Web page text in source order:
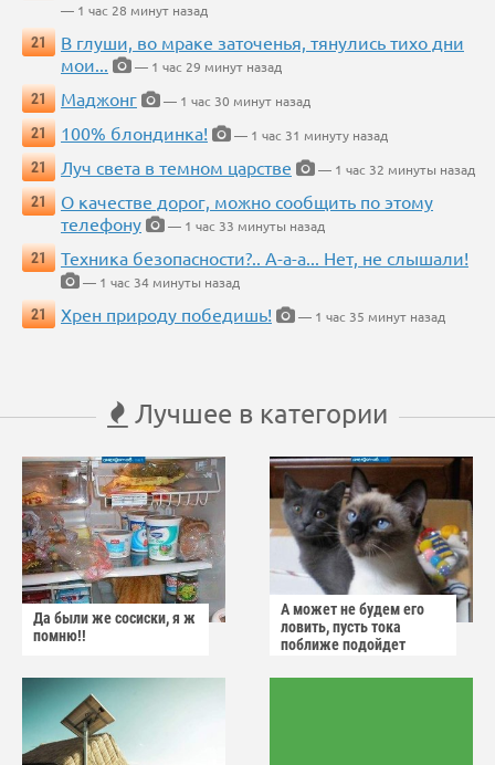
— 1 час 28 минут назад
21
В глуши, во мраке заточенья, тянулись тихо дни
мои...
— 1 час 29 минут назад
21
Маджонг
— 1 час 30 минут назад
21
100% блондинка!
— 1 час 31 минуту назад
21
Луч света в темном царстве
— 1 час 32 минуты назад
21
О качестве дорог, можно сообщить по этому
телефону
— 1 час 33 минуты назад
21
Техника безопасности?.. А-а-а... Нет, не слышали!
— 1 час 34 минуты назад
21
Хрен природу победишь! — 1 час 35 минут назад
Лучшее в категории
Да были же сосиски, я ж
помню!!
А может не будем его
ловить, пусть тока
поближе подойдет